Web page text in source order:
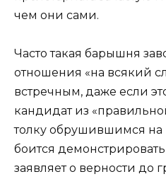
чем они сами.
Часто такая барышня
отношения «на всякий
встречным, даже если
кандидат из
толку обрушившимся на
боится
заявляет о верности до